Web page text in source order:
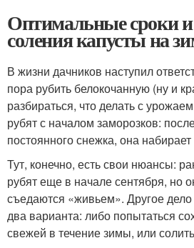
Оптимальные сроки
соления капусты на
В жизни дачников наступил
пора рубить белокочанную (ну и
разбираться, что делать с
рубят с началом заморозков:
постоянного снежка, она набирает
Тут, конечно, есть свои нюансы:
рубят еще в начале сентября, но
съедаются «живьем». Другое дело
два варианта: либо попытаться
свежей в течение зимы, или